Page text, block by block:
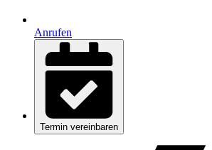
Anrufen
Termin vereinbaren